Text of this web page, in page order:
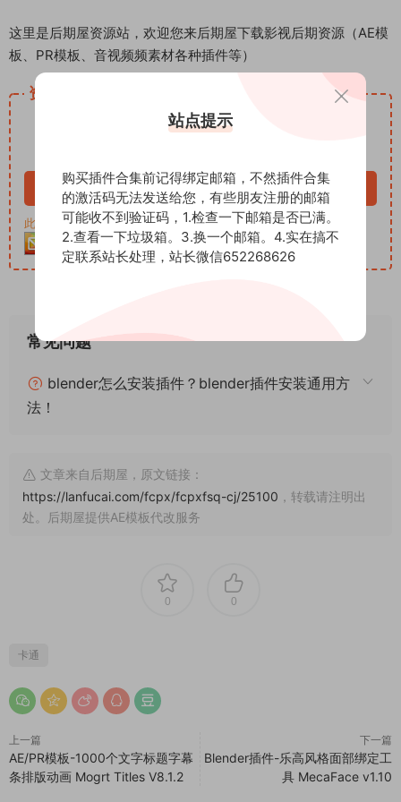
这里是后期屋资源站，欢迎您来后期屋下载影视后期资源（AE模
板、PR模板、音视频频素材各种插件等）
资源下载
下载价格 12.99
立即购买
此资源购买后30天内可下载。客服QQ：652268626
常见问题
blender怎么安装插件？blender插件安装通用方
法！
文章来自后期屋，原文链接：
https://lanfucai.com/fcpx/fcpxfsq-cj/25100 ，转载请注明出
处。后期屋提供AE模板代改服务
0 0
卡通
上一篇
AE/PR模板-1000个文字标题字幕
条排版动画 Mogrt Titles V8.1.2
下一篇
Blender插件-乐高风格面部绑定工
具 MecaFace v1.10
站点提示
购买插件合集前记得绑定邮箱，不然插件合集
的激活码无法发送给您，有些朋友注册的邮箱
可能收不到验证码，1.检查一下邮箱是否已满。
2.查看一下垃圾箱。3.换一个邮箱。4.实在搞不
定联系站长处理，站长微信652268626